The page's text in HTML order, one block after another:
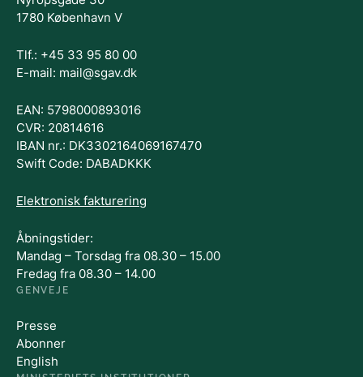
1780 København V
Tlf.: +45 33 95 80 00
E-mail: mail@sgav.dk
EAN: 5798000893016
CVR: 20814616
IBAN nr.: DK3302164069167470
Swift Code: DABADKKK
Elektronisk fakturering
Åbningstider:
Mandag – Torsdag fra 08.30 – 15.00
Fredag fra 08.30 – 14.00
GENVEJE
Presse
Abonner
English